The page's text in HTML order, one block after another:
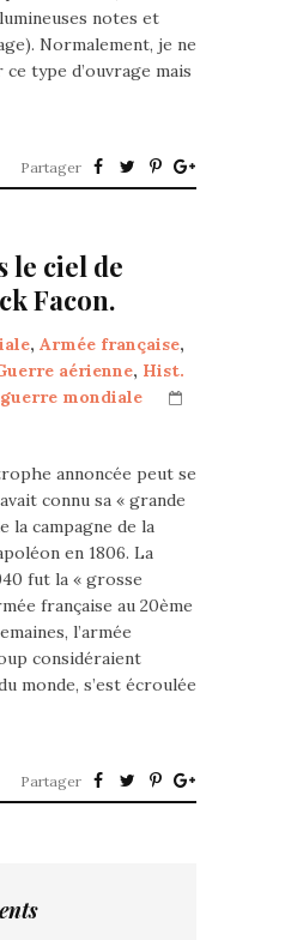
notes et
Normalement, je ne
type d’ouvrage mais
Partager
le ciel de
Facon.
, Armée française,
aérienne, Hist.
mondiale
annoncée peut se
connu sa « grande
la campagne de la
en 1806. La
fut la « grosse
française au 20ème
l’armée
considéraient
monde, s’est écroulée
Partager